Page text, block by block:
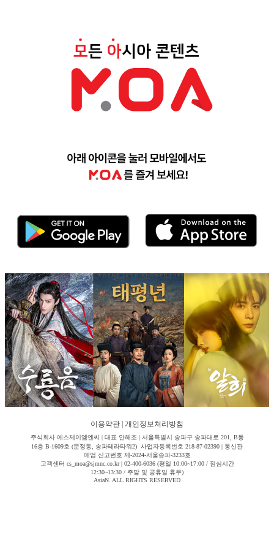
이용약관 개인정보처리방침
주식회사 에스제이엠엔씨 | 대표 안해조 | 서울특별시 송파구 송파대로 201, B동
16층 B-1609호 (문정동, 송파테라타워2) 사업자등록번호 218-87-02390 | 통신판
매업 신고번호 제-2024-서울송파-3233호
고객센터 cs_moa@sjmnc.co.kr | 02-400-6036 (평일 10:00~17:00 / 점심시간
12:30~13:30 / 주말 및 공휴일 휴무)
AsiaN. ALL RIGHTS RESERVED